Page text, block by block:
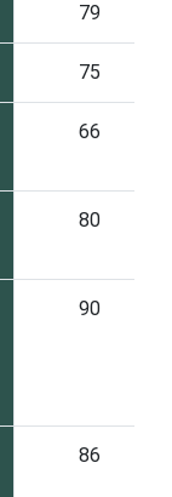
79
75
66
80
90
86